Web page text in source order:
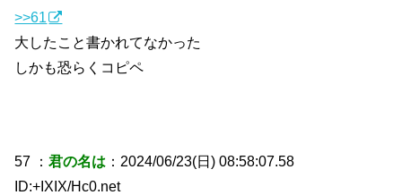
>>61
大したこと書かれてなかった
しかも恐らくコピペ
57 ：君の名は ：2024/06/23(日) 08:58:07.58
ID:+IXIX/Hc0.net